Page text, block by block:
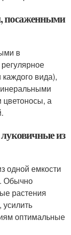
посаженными
в
вида),
цветоносы, а
луковичные из
одной емкости
Обычно
растения
оптимальные